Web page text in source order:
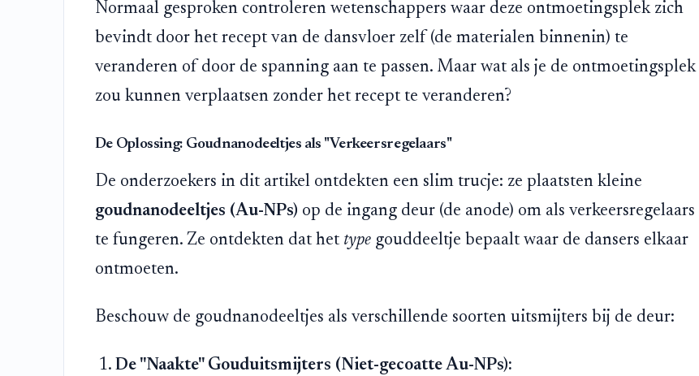
Normaal gesproken controleren wetenschappers waar deze ontmoetingsplek zich
bevindt door het recept van de dansvloer zelf (de materialen binnenin) te
veranderen of door de spanning aan te passen. Maar wat als je de ontmoetingsplek
zou kunnen verplaatsen zonder het recept te veranderen?
De Oplossing: Goudnanodeeltjes als "Verkeersregelaars"
De onderzoekers in dit artikel ontdekten een slim trucje: ze plaatsten kleine
goudnanodeeltjes (Au-NPs) op de ingang deur (de anode) om als verkeersregelaars
te fungeren. Ze ontdekten dat het typegouddeeltje bepaalt waar de dansers elkaar
ontmoeten.
Beschouw de goudnanodeeltjes als verschillende soorten uitsmijters bij de deur:
De "Naakte" Gouduitsmijters (Niet-gecoatte Au-NPs):